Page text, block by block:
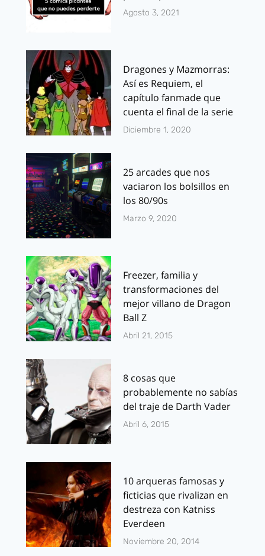
Agosto 3, 2021
Dragones y Mazmorras:
Así es Requiem, el
capítulo fanmade que
cuenta el final de la serie
Diciembre 1, 2020
25 arcades que nos
vaciaron los bolsillos en
los 80/90s
Marzo 9, 2020
Freezer, familia y
transformaciones del
mejor villano de Dragon
Ball Z
Abril 21, 2015
8 cosas que
probablemente no sabías
del traje de Darth Vader
Abril 6, 2015
10 arqueras famosas y
ficticias que rivalizan en
destreza con Katniss
Everdeen
Noviembre 20, 2014